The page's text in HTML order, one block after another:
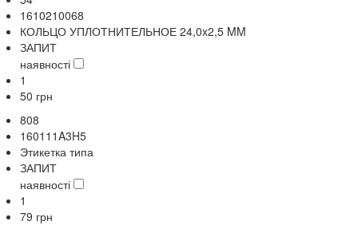
1610210068
КОЛЬЦО УПЛОТНИТЕЛЬНОЕ 24,0x2,5 MM
ЗАПИТ
наявності
1
50 грн
808
160111A3H5
Этикетка типа
ЗАПИТ
наявності
1
79 грн